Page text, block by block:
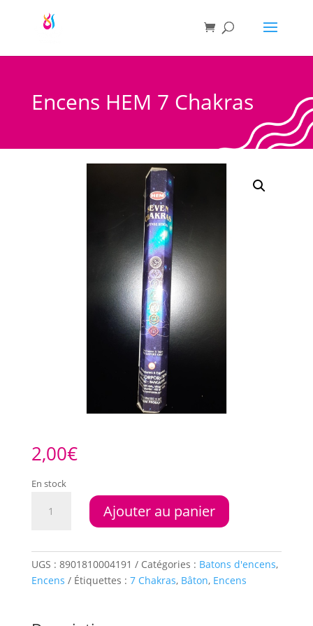
Encens HEM 7 Chakras
2,00€
En stock
Chakras
Ajouter au panier
UGS : 8901810004191 Catégories : Batons d'encens,
Encens
Étiquettes : 7 Chakras, Bâton, Encens